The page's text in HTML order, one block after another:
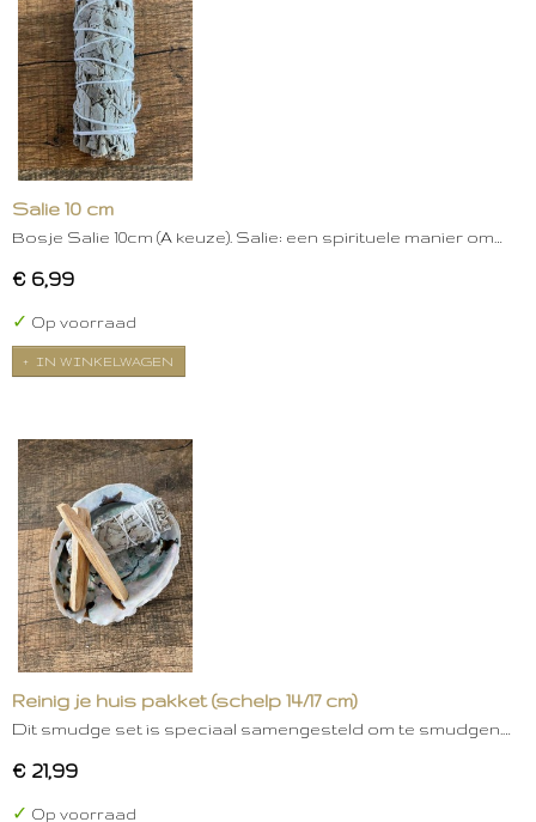
Salie 10 cm
Bosje Salie 10cm (A keuze). Salie: een spirituele manier om…
€ 6,99
✓ Op voorraad
IN WINKELWAGEN
Reinig je huis pakket (schelp 14/17 cm)
Dit smudge set is speciaal samengesteld om te smudgen.…
€ 21,99
✓ Op voorraad